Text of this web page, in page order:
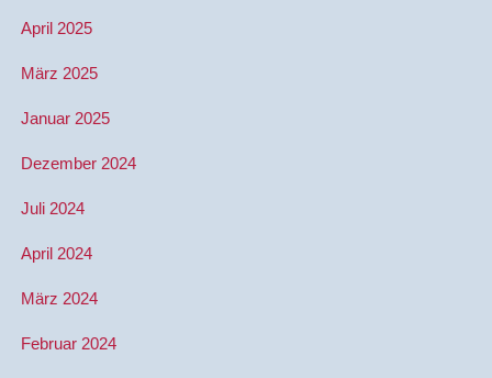
April 2025
März 2025
Januar 2025
Dezember 2024
Juli 2024
April 2024
März 2024
Februar 2024